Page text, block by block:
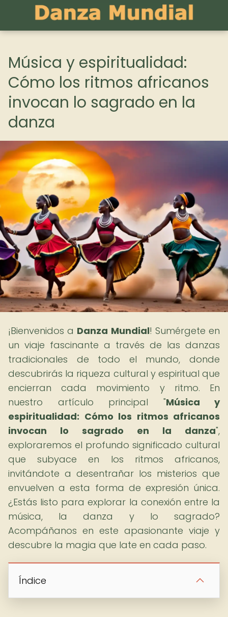
Música y espiritualidad:
Cómo los ritmos africanos
invocan lo sagrado en la
danza
¡Bienvenidos a Danza Mundial! Sumérgete en
un viaje fascinante a través de las danzas
tradicionales de todo el mundo, donde
descubrirás la riqueza cultural y espiritual que
encierran cada movimiento y ritmo. En
nuestro artículo principal "Música y
espiritualidad: Cómo los ritmos africanos
invocan lo sagrado en la danza",
exploraremos el profundo significado cultural
que subyace en los ritmos africanos,
invitándote a desentrañar los misterios que
envuelven a esta forma de expresión única.
¿Estás listo para explorar la conexión entre la
música, la danza y lo sagrado?
Acompáñanos en este apasionante viaje y
descubre la magia que late en cada paso.
Índice